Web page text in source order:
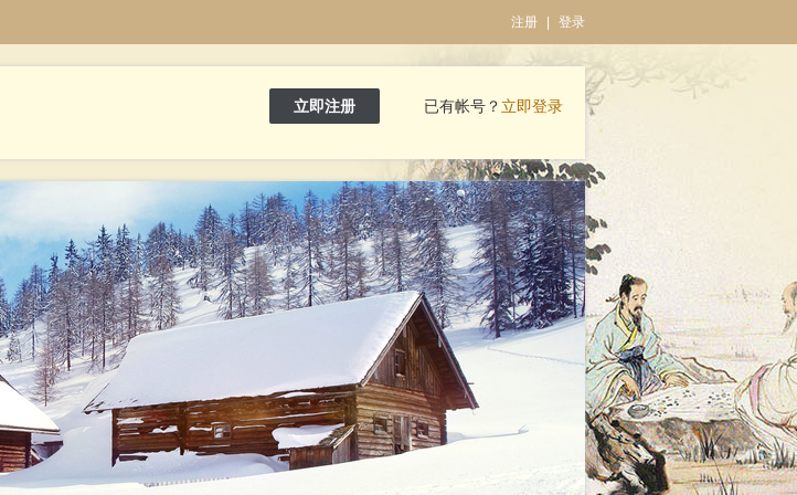
注册 登录
立即注册 已有帐号？ 立即登录